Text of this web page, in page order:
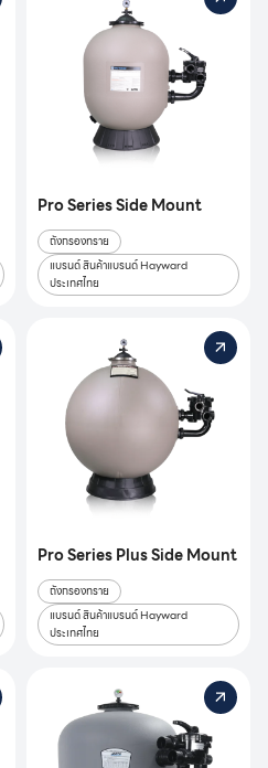
Pro Series Side Mount
ถังกรองทราย
แบรนด์ สินค้าแบรนด์ Hayward
ประเทศไทย
Pro Series Plus Side Mount
ถังกรองทราย
แบรนด์ สินค้าแบรนด์ Hayward
ประเทศไทย